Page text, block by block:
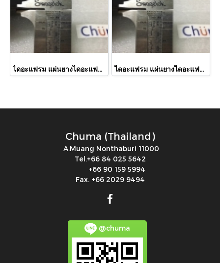
ไดอะแฟรม แผ่นยางไดอะแฟรม Air Power Air Less3000 Oil Side 21 cm // Diaphragm Rubber for Air Power Air Less3000 Oil Side 21 cm ไดอะแฟรม แผ่นยางไดอะแฟรม Air Power Air Less3000 Oil Side 2 cm // Diaphragm Rubber for Air Power Air Less3000 Oil Side 2 cm
Chuma (Thailand)
A.Muang Nonthaburi 11000
Tel.+66 84 025 5642
+66 90 159 5994
Fax. +66 2029 9494
@chuma